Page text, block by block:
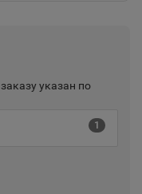
указан по
1